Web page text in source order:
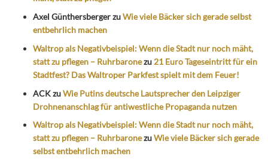
Axel GünthersbergerzuWie viele Bäcker sich gerade selbst
entbehrlich machen
Waltrop als Negativbeispiel: Wenn die Stadt nur noch mäht,
statt zu pflegen – Ruhrbaronezu 21 Euro Tageseintritt für ein
Stadtfest? Das Waltroper Parkfest spielt mit dem Feuer!
ACKzuWie Putins deutsche Lautsprecher den Leipziger
Drohnenanschlag für antiwestliche Propaganda nutzen
Waltrop als Negativbeispiel: Wenn die Stadt nur noch mäht,
statt zu pflegen – RuhrbaronezuWie viele Bäcker sich gerade
selbst entbehrlich machen